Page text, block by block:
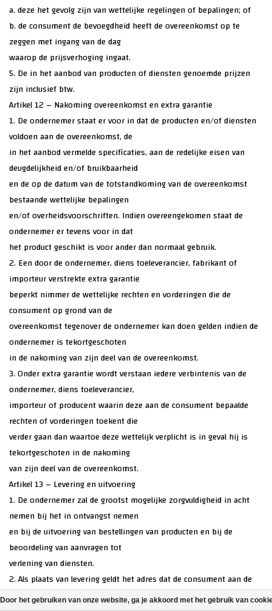
a. deze het gevolg zijn van wettelijke regelingen of bepalingen; of
b. de consument de bevoegdheid heeft de overeenkomst op te
zeggen met ingang van de dag
waarop de prijsverhoging ingaat.
5. De in het aanbod van producten of diensten genoemde prijzen
zijn inclusief btw.
Artikel 12 – Nakoming overeenkomst en extra garantie
1. De ondernemer staat er voor in dat de producten en/of diensten
voldoen aan de overeenkomst, de
in het aanbod vermelde specificaties, aan de redelijke eisen van
deugdelijkheid en/of bruikbaarheid
en de op de datum van de totstandkoming van de overeenkomst
bestaande wettelijke bepalingen
en/of overheidsvoorschriften. Indien overeengekomen staat de
ondernemer er tevens voor in dat
het product geschikt is voor ander dan normaal gebruik.
2. Een door de ondernemer, diens toeleverancier, fabrikant of
importeur verstrekte extra garantie
beperkt nimmer de wettelijke rechten en vorderingen die de
consument op grond van de
overeenkomst tegenover de ondernemer kan doen gelden indien de
ondernemer is tekortgeschoten
in de nakoming van zijn deel van de overeenkomst.
3. Onder extra garantie wordt verstaan iedere verbintenis van de
ondernemer, diens toeleverancier,
importeur of producent waarin deze aan de consument bepaalde
rechten of vorderingen toekent die
verder gaan dan waartoe deze wettelijk verplicht is in geval hij is
tekortgeschoten in de nakoming
van zijn deel van de overeenkomst.
Artikel 13 – Levering en uitvoering
1. De ondernemer zal de grootst mogelijke zorgvuldigheid in acht
nemen bij het in ontvangst nemen
en bij de uitvoering van bestellingen van producten en bij de
beoordeling van aanvragen tot
verlening van diensten.
2. Als plaats van levering geldt het adres dat de consument aan de
ondernemer kenbaar heeft
Door het gebruiken van onze website, ga je akkoord met het gebruik van